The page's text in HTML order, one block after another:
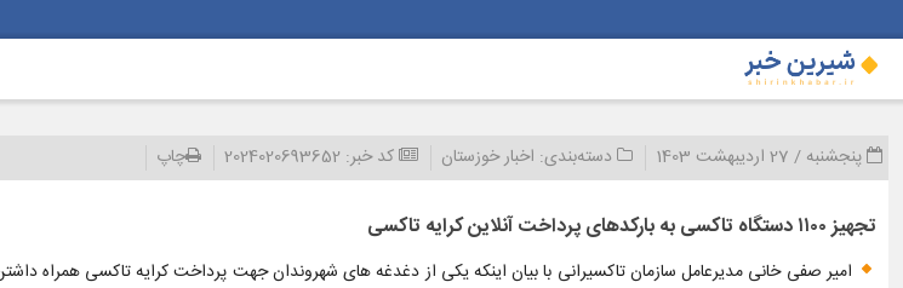
پنجشنبه / 27 اردیبهشت 1403 دسته‌بندی: اخبار خوزستان کد خبر: 2024020693652 چاپ
تجهیز ۱۱۰۰ دستگاه تاکسی به بارکدهای پرداخت آنلاین کرایه تاکسی
امیر صفی خانی مدیرعامل سازمان تاکسیرانی با بیان اینکه یکی از دغدغه های شهروندان جهت پرداخت کرایه تاکسی همراه